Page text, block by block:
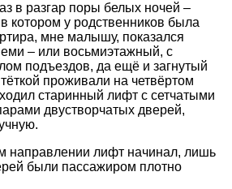
в разгар поры белых ночей –
котором у родственников была
мне малышу, показался
– или восьмиэтажный, с
подъездов, да ещё и загнутый
проживали на четвёртом
старинный лифт с сетчатыми
двустворчатых дверей,
направлении лифт начинал, лишь
были пассажиром плотно